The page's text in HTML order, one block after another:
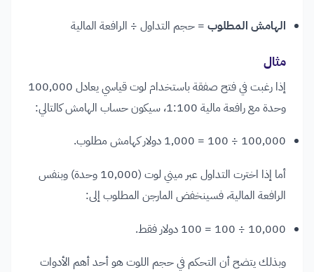
الهامش المطلوب = حجم التداول ÷ الرافعة المالية
مثال
إذا رغبت في فتح صفقة باستخدام لوت قياسي يعادل 100,000
وحدة مع رافعة مالية 1:100، سيكون حساب الهامش كالتالي:
100,000 ÷ 100 = 1,000 دولار كهامش مطلوب.
أما إذا اخترت التداول عبر ميني لوت (10,000 وحدة) وبنفس
الرافعة المالية، فسينخفض المارجن المطلوب إلى:
10,000 ÷ 100 = 100 دولار فقط.
وبذلك يتضح أن التحكم في حجم اللوت هو أحد أهم الأدوات